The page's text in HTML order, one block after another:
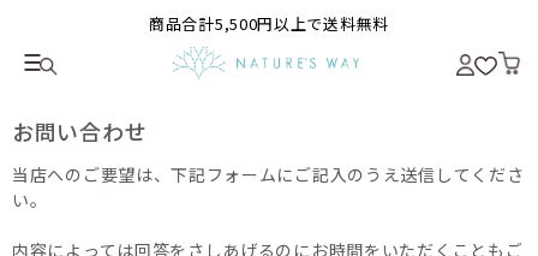
商品合計5,500円以上で送料無料
お問い合わせ
当店へのご要望は、下記フォームにご記入のうえ送信してくださ
い。
内容によっては回答をさしあげるのにお時間をいただくこともご